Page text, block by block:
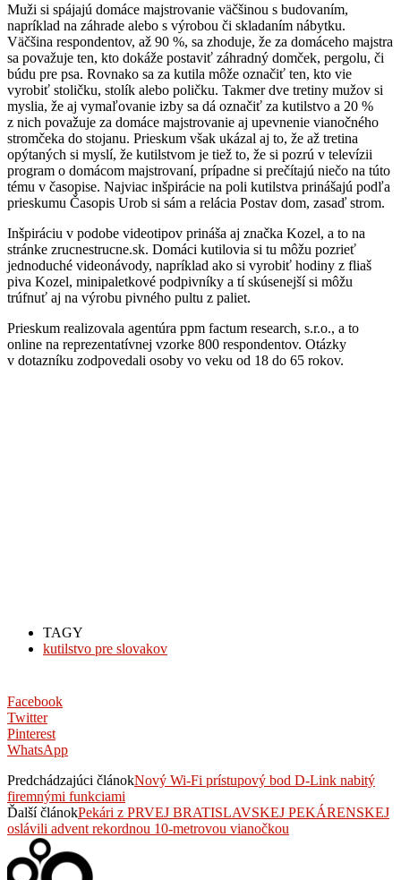
Muži si spájajú domáce majstrovanie väčšinou s budovaním,
napríklad na záhrade alebo s výrobou či skladaním nábytku.
Väčšina respondentov, až 90 %, sa zhoduje, že za domáceho majstra
sa považuje ten, kto dokáže postaviť záhradný domček, pergolu, či
búdu pre psa. Rovnako sa za kutila môže označiť ten, kto vie
vyrobiť stoličku, stolík alebo poličku. Takmer dve tretiny mužov si
myslia, že aj vymaľovanie izby sa dá označiť za kutilstvo a 20 %
z nich považuje za domáce majstrovanie aj upevnenie vianočného
stromčeka do stojanu. Prieskum však ukázal aj to, že až tretina
opýtaných si myslí, že kutilstvom je tiež to, že si pozrú v televízii
program o domácom majstrovaní, prípadne si prečítajú niečo na túto
tému v časopise. Najviac inšpirácie na poli kutilstva prinášajú podľa
prieskumu Časopis Urob si sám a relácia Postav dom, zasaď strom.
Inšpiráciu v podobe videotipov prináša aj značka Kozel, a to na
stránke zrucnestrucne.sk. Domáci kutilovia si tu môžu pozrieť
jednoduché videonávody, napríklad ako si vyrobiť hodiny z fliaš
piva Kozel, minipaletkové podpivníky a tí skúsenejší si môžu
trúfnuť aj na výrobu pivného pultu z paliet.
Prieskum realizovala agentúra ppm factum research, s.r.o., a to
online na reprezentatívnej vzorke 800 respondentov. Otázky
v dotazníku zodpovedali osoby vo veku od 18 do 65 rokov.
TAGY
kutilstvo pre slovakov
Facebook
Twitter
Pinterest
WhatsApp
Predchádzajúci článokNový Wi-Fi prístupový bod D-Link nabitý
firemnými funkciami
Ďalší článokPekári z PRVEJ BRATISLAVSKEJ PEKÁRENSKEJ
oslávili advent rekordnou 10-metrovou vianočkou